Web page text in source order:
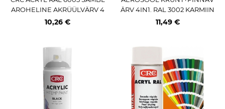
AROHELINE AKRÜÜLVÄRV 4
00ML / AE
10,26 €
ÄRV 4IN1. RAL 3002 KARMIIN
PUNANE 400ML / AE PRO MI
11,49 €